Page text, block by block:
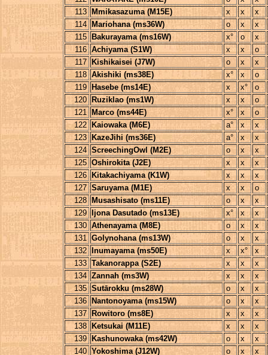
113
Mmikasazuma (M15E) x x
x
114
Mariohana (ms36W) o x
x
115
Bakurayama (ms16W) x° o
x
116 Achiyama (S1W) x x
o
117
Kishikaisei (J7W) o x
x
118 Akishiki (ms38E) x° x
o
119
Hasebe (ms14E) x x°
o
120
Ruziklao (ms1W) x x
o
121
Marco (ms44E) x° x
o
122
Kaiowaka (M6E) a° x
x
123
KazeJihi (ms36E) a° x
x
124 ScreechingOwl (M2E) o x
x
125 Oshirokita (J2E) x x
x
126
Kitakachiyama (K1W) x x
x
127 Saruyama (M1E) x x
o
128
Musashisato (ms11E) o x
x
129
Ijona Dasutado (ms13E) x° x
x
130 Athenayama (M8E) o x
x
131 Golynohana (ms13W) o x
x
132
Inumayama (ms50E) x x°
x
133 Takanorappa (S2E) x x
x
134 Zannah (ms3W) x x
x
135 Sutārokku (ms28W) o x
x
136
Nantonoyama (ms15W) o x
x
137
Rowitoro (ms8E) x x
x
138
Ketsukai (M11E) x x
x
139
Kashunowaka (ms42W) o x
x
140 Yokoshima (J12W) o x
x